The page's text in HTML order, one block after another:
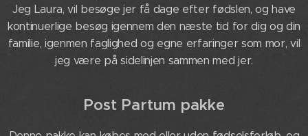
Jeg Laura, vil besøge jer få dage efter fødslen, og have
kontinuerlige besøg igennem den næste tid for dig og din
familie, igenmen faglighed og egne erfaringer som mor, vil
jeg være på sidelinjen sammen med jer.
Post Partum pakke